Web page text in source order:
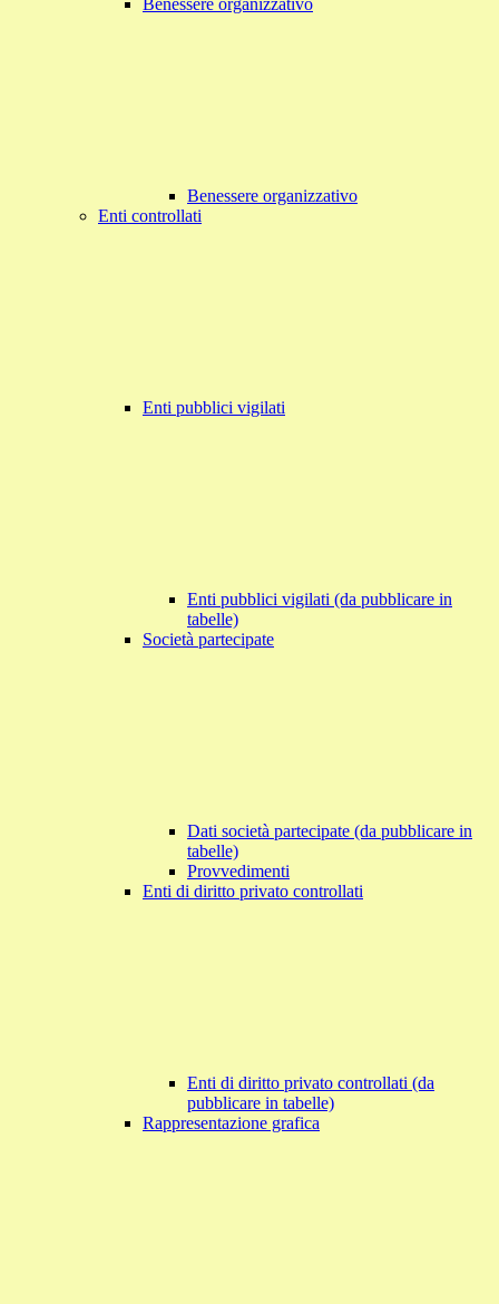
Benessere organizzativo
Benessere organizzativo
Enti controllati
Enti pubblici vigilati
Enti pubblici vigilati (da pubblicare in
tabelle)
Società partecipate
Dati società partecipate (da pubblicare in
tabelle)
Provvedimenti
Enti di diritto privato controllati
Enti di diritto privato controllati (da
pubblicare in tabelle)
Rappresentazione grafica